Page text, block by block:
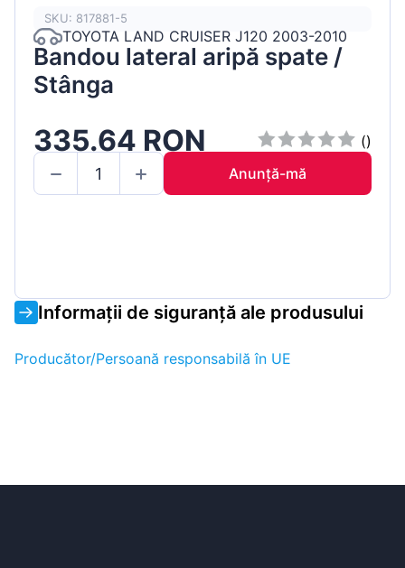
SKU: 817881-5
TOYOTA LAND CRUISER J120 2003-2010
Bandou lateral aripă spate /
Stânga
335.64 RON
()
Anunță-mă
Informații de siguranță ale produsului
Producător/Persoană responsabilă în UE